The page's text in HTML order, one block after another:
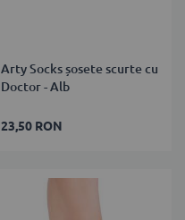
Arty Socks șosete scurte cu
Doctor - Alb
23,50 RON